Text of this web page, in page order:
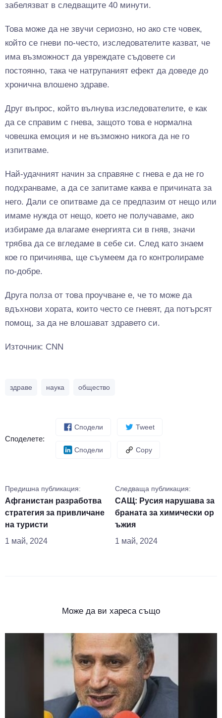
забелязват в следващите 40 минути.
Това може да не звучи сериозно, но ако сте човек,
който се гневи по-често, изследователите казват, че
има възможност да увреждате съдовете си
постоянно, така че натрупаният ефект да доведе до
хронична влошено здраве.
Друг въпрос, който вълнува изследователите, е как
да се справим с гнева, защото това е нормална
човешка емоция и не възможно никога да не го
изпитваме.
Най-удачният начин за справяне с гнева е да не го
подхранваме, а да се запитаме каква е причината за
него. Дали се опитваме да се предпазим от нещо или
имаме нужда от нещо, което не получаваме, ако
избираме да влагаме енергията си в гняв, значи
трябва да се вгледаме в себе си. След като знаем
кое го причинява, ще съумеем да го контролираме
по-добре.
Друга полза от това проучване е, че то може да
вдъхнови хората, които често се гневят, да потърсят
помощ, за да не влошават здравето си.
Източник: CNN
здраве наука общество
Споделете:
Сподели Tweet
Сподели Copy
Предишна публикация:
Афганистан разработва
стратегия за привличане
на туристи
1 май, 2024
Следваща публикация:
САЩ: Русия нарушава за
браната за химически ор
ъжия
1 май, 2024
Може да ви хареса също